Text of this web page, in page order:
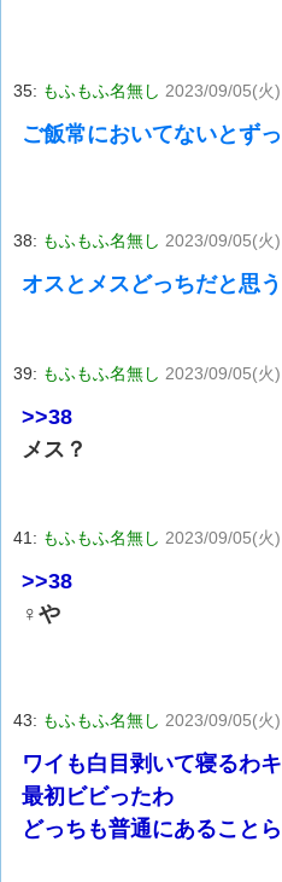
35: もふもふ名無し 2023/09/05(火
ご飯常においてないとず
38: もふもふ名無し 2023/09/05(火
オスとメスどっちだと思う
39: もふもふ名無し 2023/09/05(火
>>38
メス？
41: もふもふ名無し 2023/09/05(火
>>38
♀や
43: もふもふ名無し 2023/09/05(火
ワイも白目剥いて寝るわ
最初ビビったわ
どっちも普通にあること